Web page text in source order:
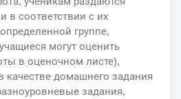
в соответствии с их
группе,
могут оценить
в оценочном листе),
качестве домашнего задания
задания,